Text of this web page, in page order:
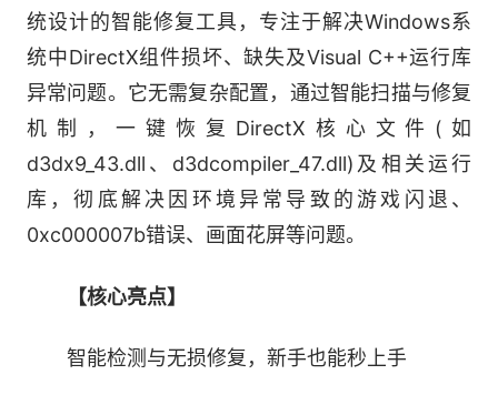
统设计的智能修复工具，专注于解决Windows系
统中DirectX组件损坏、缺失及Visual C++运行库
异常问题。它无需复杂配置，通过智能扫描与修复
机制，一键恢复DirectX核心文件(如
d3dx9_43.dll、d3dcompiler_47.dll)及相关运行
库，彻底解决因环境异常导致的游戏闪退、
0xc000007b错误、画面花屏等问题。
【核心亮点】
智能检测与无损修复，新手也能秒上手